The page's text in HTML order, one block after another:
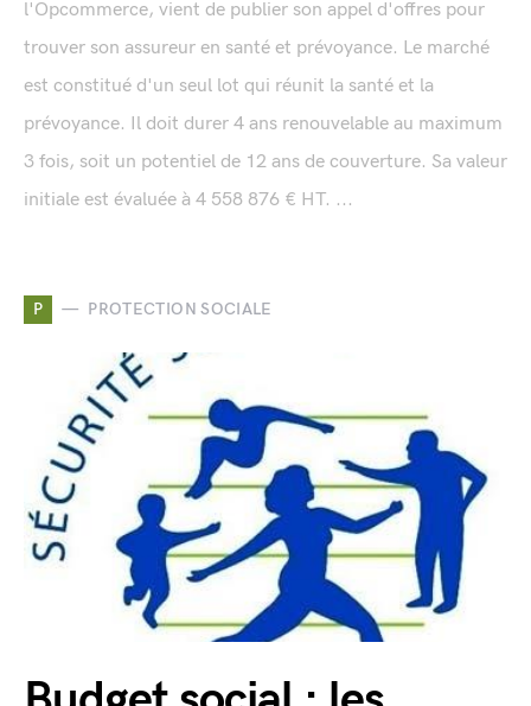
l'Opcommerce, vient de publier son appel d'offres pour
trouver son assureur en santé et prévoyance. Le marché
est constitué d'un seul lot qui réunit la santé et la
prévoyance. Il doit durer 4 ans renouvelable au maximum
3 fois, soit un potentiel de 12 ans de couverture. Sa valeur
initiale est évaluée à 4 558 876 € HT. ...
P PROTECTION SOCIALE